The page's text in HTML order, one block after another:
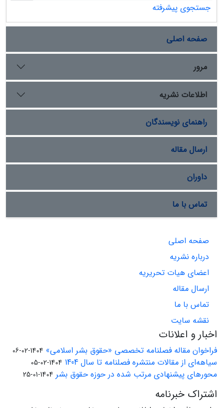
جستجوی پیشرفته
صفحه اصلی
مرور
اطلاعات نشریه
راهنمای نویسندگان
ارسال مقاله
داوران
تماس با ما
صفحه اصلی
درباره نشریه
اعضای هیات تحریریه
ارسال مقاله
تماس با ما
نقشه سایت
اخبار و اعلانات
فراخوان مقاله فصلنامه تخصصی «حقوق بشر اسلامی» 1404-02-06
سیاهه‌ای از مقالات منتشره فصلنامه تا سال 1404 1404-02-05
محورهای پیشنهادی مرتب شده در حوزه حقوق بشر 1404-01-25
اشتراک خبرنامه